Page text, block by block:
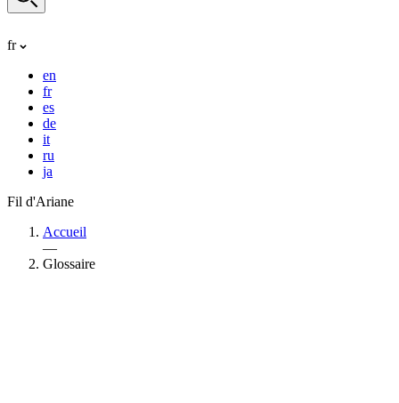
fr
en
fr
es
de
it
ru
ja
Fil d'Ariane
Accueil
—
Glossaire